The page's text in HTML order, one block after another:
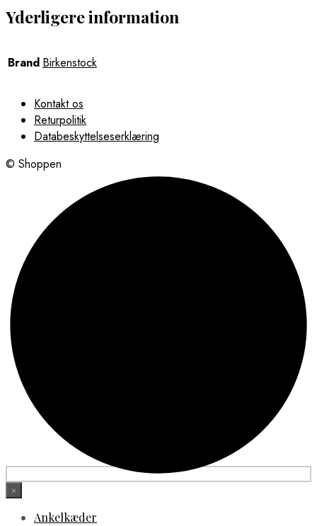
Yderligere information
Brand Birkenstock
Kontakt os
Returpolitik
Databeskyttelseserklæring
© Shoppen
×
Ankelkæder